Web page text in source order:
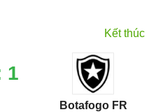
Kết thúc
1
Botafogo FR